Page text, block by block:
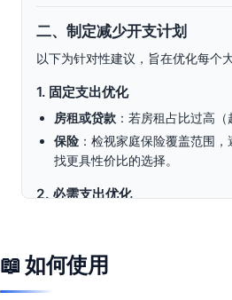
二、制定减少开支计划
以下为针对性建议，旨在优化每个
1. 固定支出优化
房租或贷款 ：若房租占比过高
保险 ：检视家庭保险覆盖范围
找更具性价比的选择。
2. 必需支出优化
交通支出：优化通勤方式，例如
📖 如何使用